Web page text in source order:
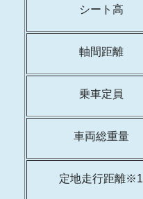
シート高
軸間距離
乗車定員
車両総重量
定地走行距離※1